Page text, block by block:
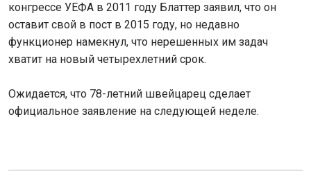
конгрессе УЕФА в 2011 году Блаттер заявил, что он
оставит свой в пост в 2015 году, но недавно
функционер намекнул, что нерешенных им задач
хватит на новый четырехлетний срок.
Ожидается, что 78-летний швейцарец сделает
официальное заявление на следующей неделе.